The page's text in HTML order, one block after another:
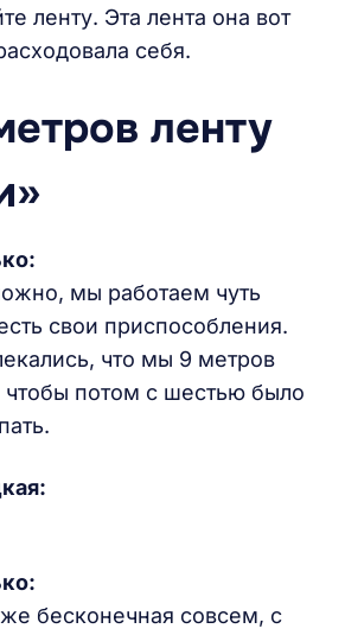
ленту. Эта лента она вот
себя.
ленту
мы работаем чуть
свои приспособления.
что мы 9 метров
чтобы потом с шестью было
бесконечная совсем, с